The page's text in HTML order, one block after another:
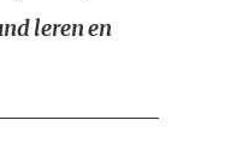
leren en